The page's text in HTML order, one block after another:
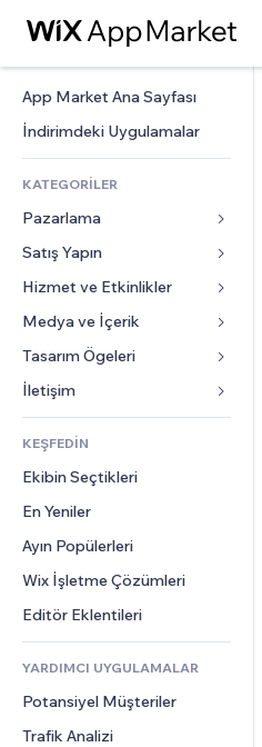
App Market Ana Sayfası
İndirimdeki Uygulamalar
KATEGORİLER
Pazarlama
Reklamlar
Mobil
Site Analizleri
Sosyal Ağ
Site Listeleri
E-posta
Satış Yapın
Mağazalar için uygulamalar
Gönderim ve Teslimat
Satış Düğmeleri
Muhasebe
Kuponlar ve Müşteri Sadakati
Depolama Çözümleri
Hizmet ve Etkinlikler
Oteller
Etkinlikler
Restoranlar
Emlak
Randevular
Medya ve İçerik
Galeri
Müzik
Podcast
Fotoğrafçılık
Video
PDF
Dosya Paylaşımı
Haberler
Tasarım Ögeleri
Haritalar ve Navigasyon
Gizlilik ve Güvenlik
Saat
Sayfa Şablonları
Görüntü Efektleri
Düğmeler ve Menüler
Afişler ve Rozetler
Hesap Makineleri
Arama
Hava Durumu
Grafik ve Tablolar
Formlar
Blog
Anketler
Sohbet
Yorumlar
Telefon
Topluluk
Değerlendirmeler ve Müşteri
KEŞFEDİN
Ekibin Seçtikleri
En Yeniler
Ayın Popülerleri
Wix İşletme Çözümleri
Editör Eklentileri
YARDIMCI UYGULAMALAR
Potansiyel Müşteriler
Trafik Analizi